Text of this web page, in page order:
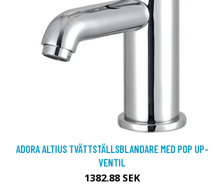
ADORA ALTIUS TVÄTTSTÄLLSBLANDARE MED POP UP-
VENTIL
1382.88 SEK